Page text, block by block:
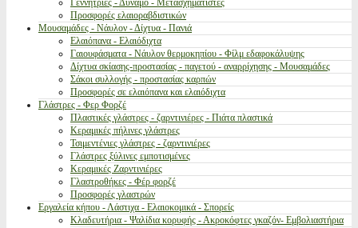
Γεννήτριες - Δυναμό - Μετασχηματιστές
Προσφορές ελαιοραβδιστικών
Μουσαμάδες - Νάυλον - Δίχτυα - Πανιά
Ελαιόπανα - Ελαιόδιχτα
Γαιουφάσματα - Νάυλον θερμοκηπίου - Φίλμ εδαφοκάλυψης
Δίχτυα σκίασης-προστασίας - παγετού - αναρρίχησης - Μουσαμάδες
Σάκοι συλλογής - προστασίας καρπών
Προσφορές σε ελαιόπανα και ελαιόδιχτα
Γλάστρες - Φερ Φορζέ
Πλαστικές γλάστρες - ζαρντινιέρες - Πιάτα πλαστικά
Κεραμικές πήλινες γλάστρες
Τσιμεντένιες γλάστρες - ζαρντινιέρες
Γλάστρες ξύλινες εμποτισμένες
Κεραμικές Ζαρντινιέρες
Γλαστροθήκες - Φέρ φορζέ
Προσφορές γλαστρών
Εργαλεία κήπου - Λάστιχα - Ελαιοκομικά - Σπορείς
Κλαδευτήρια - Ψαλίδια κορυφής - Ακροκόφτες γκαζόν- Εμβολιαστήρια